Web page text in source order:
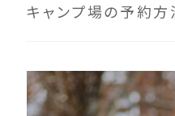
キャンプ場の予約方